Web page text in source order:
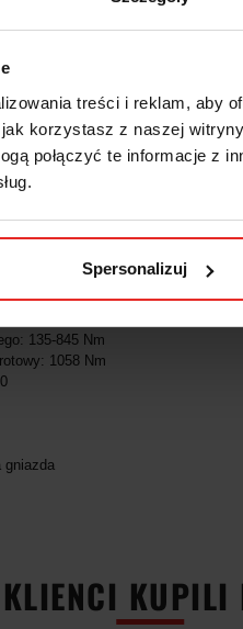
treści i reklam, aby
korzystasz z naszej
połączyć te informacje z
Spersonalizuj
DOT.
IW500MP-4P:
świecie z jakości, trwałości i
135-845 Nm
1058 Nm
gniazda
KUPILI